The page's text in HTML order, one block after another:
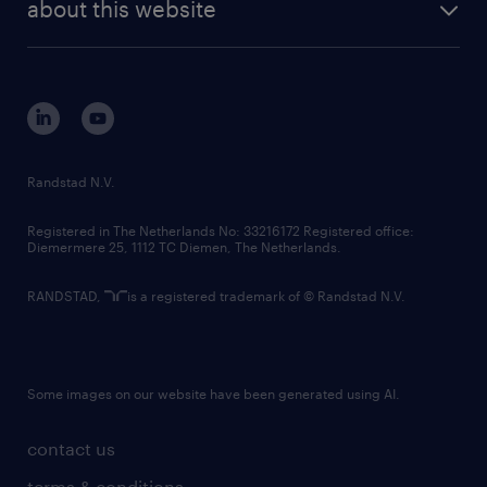
corporate governance
randstad innovation fund
country websites
about this website
contact us
Randstad N.V.
Registered in The Netherlands No: 33216172 Registered office:
Diemermere 25, 1112 TC Diemen, The Netherlands.
RANDSTAD, is a registered trademark of © Randstad N.V.
Some images on our website have been generated using AI.